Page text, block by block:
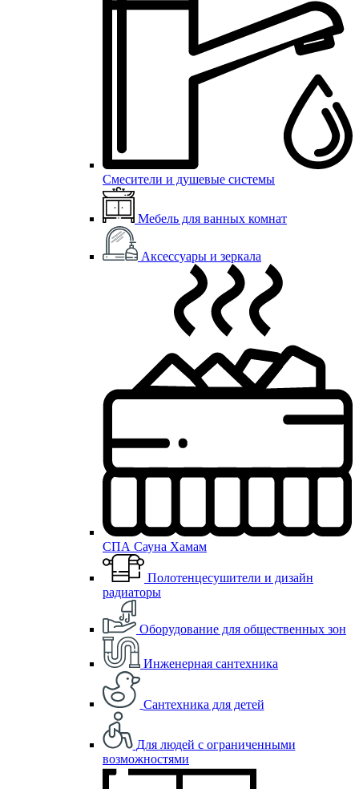
Смесители и душевые системы
Мебель для ванных комнат
Аксессуары и зеркала
СПА Сауна Хамам
Полотенцесушители и дизайн
радиаторы
Оборудование для общественных зон
Инженерная сантехника
Сантехника для детей
Для людей с ограниченными
возможностями